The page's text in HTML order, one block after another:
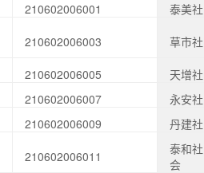
210602006001 泰美
210602006003 草市
210602006005 天增
210602006007 永安
210602006009 丹建
210602006011
泰和
会